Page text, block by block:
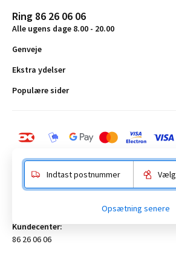
Ring 86 26 06 06
Alle ugens dage 8.00 - 20.00
Genveje
Ekstra ydelser
Populære sider
Anelystparken 16, 8381 Tilst. CVR-nummer
Kundecenter:
86 26 06 06
Indtast postnummer
Opsætning senere